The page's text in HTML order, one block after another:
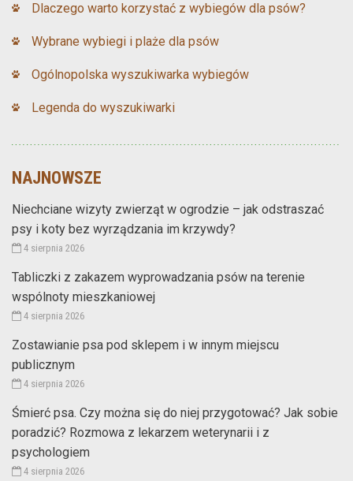
Dlaczego warto korzystać z wybiegów dla psów?
Wybrane wybiegi i plaże dla psów
Ogólnopolska wyszukiwarka wybiegów
Legenda do wyszukiwarki
NAJNOWSZE
Niechciane wizyty zwierząt w ogrodzie – jak odstraszać
psy i koty bez wyrządzania im krzywdy?
4 sierpnia 2026
Tabliczki z zakazem wyprowadzania psów na terenie
wspólnoty mieszkaniowej
4 sierpnia 2026
Zostawianie psa pod sklepem i w innym miejscu
publicznym
4 sierpnia 2026
Śmierć psa. Czy można się do niej przygotować? Jak sobie
poradzić? Rozmowa z lekarzem weterynarii i z
psychologiem
4 sierpnia 2026